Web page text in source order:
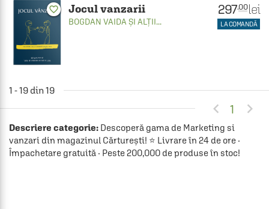
favorite_border Jocul vanzarii
BOGDAN VAIDA ȘI ALȚII...
297.00 lei
LA COMANDĂ
1 - 19 din 19
 1 
Descriere categorie: Descoperă gama de Marketing si
vanzari din magazinul Cărturești! ⭐ Livrare în 24 de ore ·
Împachetare gratuită · Peste 200,000 de produse în stoc!